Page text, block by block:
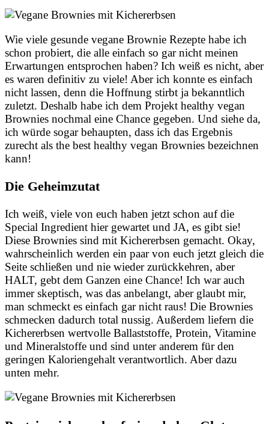
Wie viele gesunde vegane Brownie Rezepte habe ich
schon probiert, die alle einfach so gar nicht meinen
Erwartungen entsprochen haben? Ich weiß es nicht, aber
es waren definitiv zu viele! Aber ich konnte es einfach
nicht lassen, denn die Hoffnung stirbt ja bekanntlich
zuletzt. Deshalb habe ich dem Projekt healthy vegan
Brownies nochmal eine Chance gegeben. Und siehe da,
ich würde sogar behaupten, dass ich das Ergebnis
zurecht als the best healthy vegan Brownies bezeichnen
kann!
Die Geheimzutat
Ich weiß, viele von euch haben jetzt schon auf die
Special Ingredient hier gewartet und JA, es gibt sie!
Diese Brownies sind mit Kichererbsen gemacht. Okay,
wahrscheinlich werden ein paar von euch jetzt gleich die
Seite schließen und nie wieder zurückkehren, aber
HALT, gebt dem Ganzen eine Chance! Ich war auch
immer skeptisch, was das anbelangt, aber glaubt mir,
man schmeckt es einfach gar nicht raus! Die Brownies
schmecken dadurch total nussig. Außerdem liefern die
Kichererbsen wertvolle Ballaststoffe, Protein, Vitamine
und Mineralstoffe und sind unter anderem für den
geringen Kaloriengehalt verantwortlich. Aber dazu
unten mehr.